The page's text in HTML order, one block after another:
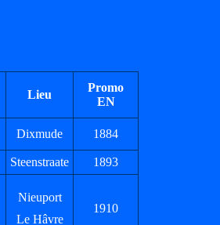
Lieu
Promo
EN
Dixmude 1884
Steenstraate 1893
Nieuport
Le Hâvre
1910